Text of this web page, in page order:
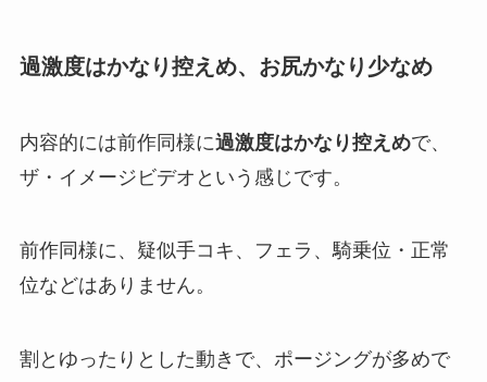
過激度はかなり控えめ、お尻かなり少なめ
内容的には前作同様に過激度はかなり控えめで、
ザ・イメージビデオという感じです。
前作同様に、疑似手コキ、フェラ、騎乗位・正常
位などはありません。
割とゆったりとした動きで、ポージングが多めで